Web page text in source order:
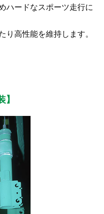
ハードなスポーツ走行に
り高性能を維持します。
】